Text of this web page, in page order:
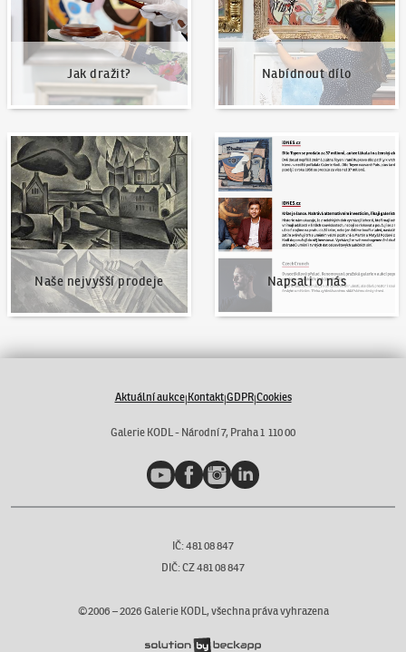
Jak dražit? Nabídnout dílo
Naše nejvyšší prodeje
Naše nejvyšší prodeje
Napsali o nás
Napsali o nás
Aktuální aukce|Kontakt|GDPR|Cookies
Galerie KODL - Národní 7, Praha 1 110 00
YouTubeFacebookInstagramLinkedIn
IČ: 481 08 847
DIČ: CZ 481 08 847
©2006 –2026 Galerie KODL, všechna práva vyhrazena